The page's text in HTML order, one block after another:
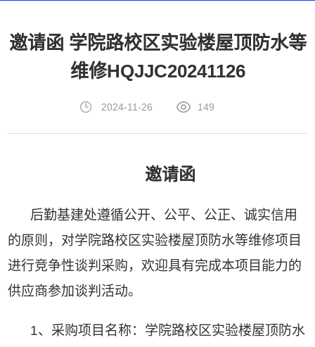
邀请函 学院路校区实验楼屋顶防水等
维修HQJJC20241126
2024-11-26 149
邀请函
后勤基建处遵循公开、公平、公正、诚实信用
的原则，对学院路校区实验楼屋顶防水等维修项目
进行竞争性谈判采购，欢迎具有完成本项目能力的
供应商参加谈判活动。
1、 采购项目名称： 学院路校区实验楼屋顶防水